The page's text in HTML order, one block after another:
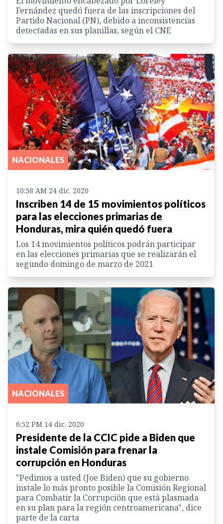
Fernández quedó fuera de las inscripciones del
Partido Nacional (PN), debido a inconsistencias
detectadas en sus planillas, según el CNE
NACIONALES
10:38 AM 24 dic. 2020
Inscriben 14 de 15 movimientos políticos
para las elecciones primarias de
Honduras, mira quién quedó fuera
Los 14 movimientos políticos podrán participar
en las elecciones primarias que se realizarán el
segundo domingo de marzo de 2021
NACIONALES
6:52 PM 14 dic. 2020
Presidente de la CCIC pide a Biden que
instale Comisión para frenar la
corrupción en Honduras
"Pedimos a usted (Joe Biden) que su gobierno
instale lo más pronto posible la Comisión Regional
para Combatir la Corrupción que está plasmada
en su plan para la región centroamericana", dice
parte de la carta